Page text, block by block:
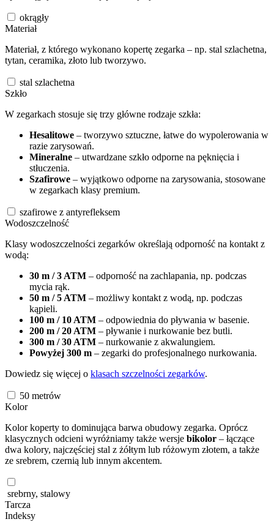
okrągły
Materiał
Materiał, z którego wykonano kopertę zegarka – np. stal szlachetna,
tytan, ceramika, złoto lub tworzywo.
stal szlachetna
Szkło
W zegarkach stosuje się trzy główne rodzaje szkła:
Hesalitowe – tworzywo sztuczne, łatwe do wypolerowania w
razie zarysowań.
Mineralne – utwardzane szkło odporne na pęknięcia i
stłuczenia.
Szafirowe – wyjątkowo odporne na zarysowania, stosowane
w zegarkach klasy premium.
szafirowe z antyrefleksem
Wodoszczelność
Klasy wodoszczelności zegarków określają odporność na kontakt z
wodą:
30 m / 3 ATM – odporność na zachlapania, np. podczas
mycia rąk.
50 m / 5 ATM – możliwy kontakt z wodą, np. podczas
kąpieli.
100 m / 10 ATM – odpowiednia do pływania w basenie.
200 m / 20 ATM – pływanie i nurkowanie bez butli.
300 m / 30 ATM – nurkowanie z akwalungiem.
Powyżej 300 m – zegarki do profesjonalnego nurkowania.
Dowiedz się więcej o klasach szczelności zegarków.
50 metrów
Kolor
Kolor koperty to dominująca barwa obudowy zegarka. Oprócz
klasycznych odcieni wyróżniamy także wersje bikolor – łączące
dwa kolory, najczęściej stal z żółtym lub różowym złotem, a także
ze srebrem, czernią lub innym akcentem.
srebrny, stalowy
Tarcza
Indeksy